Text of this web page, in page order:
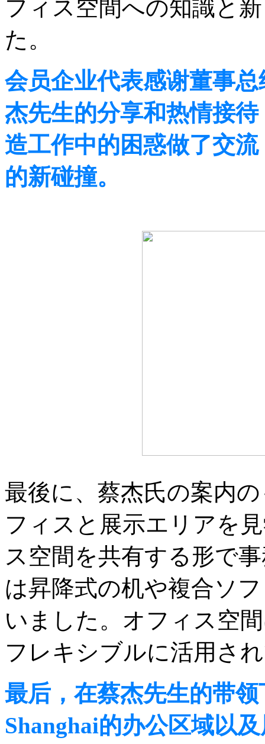
フィス空間への知識と
た。
会员企业代表感谢董事
杰先生的分享和热情接
造工作中的困惑做了交
的新碰撞。
最後に、蔡杰氏の案内の
フィスと展示エリアを
ス空間を共有する形で
は昇降式の机や複合ソ
いました。オフィス空
フレキシブルに活用さ
最后，在蔡杰先生的带领
Shanghai的办公区域以